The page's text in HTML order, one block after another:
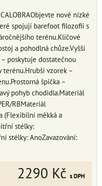
nové nízké
spojují barefoot filozofii s
terénu.Klíčové
a pohodlná chůze.Vyšší
poskytuje dostatečnou
terénu.Hrubší vzorek –
špička –
pohyb chodidla.Materiál
RBMateriál
(Flexibilní měkká a
stélky:
stélky: AnoZavazování:
2290 Kč s DPH